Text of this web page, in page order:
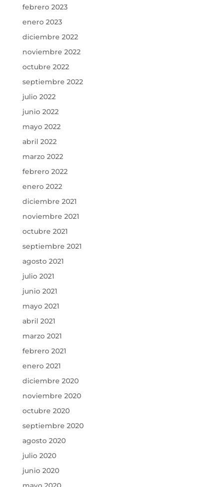
febrero 2023
enero 2023
diciembre 2022
noviembre 2022
octubre 2022
septiembre 2022
julio 2022
junio 2022
mayo 2022
abril 2022
marzo 2022
febrero 2022
enero 2022
diciembre 2021
noviembre 2021
octubre 2021
septiembre 2021
agosto 2021
julio 2021
junio 2021
mayo 2021
abril 2021
marzo 2021
febrero 2021
enero 2021
diciembre 2020
noviembre 2020
octubre 2020
septiembre 2020
agosto 2020
julio 2020
junio 2020